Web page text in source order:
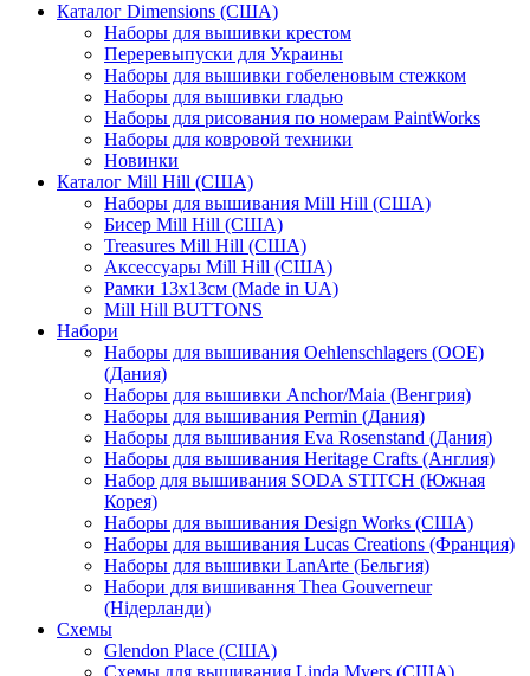
Каталог Dimensions (США)
Наборы для вышивки крестом
Переревыпуски для Украины
Наборы для вышивки гобеленовым стежком
Наборы для вышивки гладью
Наборы для рисования по номерам PaintWorks
Наборы для ковровой техники
Новинки
Каталог Mill Hill (США)
Наборы для вышивания Mill Hill (США)
Бисер Mill Hill (США)
Treasures Mill Hill (США)
Аксессуары Mill Hill (США)
Рамки 13х13см (Made in UA)
Mill Hill BUTTONS
Набори
Наборы для вышивания Oehlenschlagers (OOE)
(Дания)
Наборы для вышивки Anchor/Maia (Венгрия)
Наборы для вышивания Permin (Дания)
Наборы для вышивания Eva Rosenstand (Дания)
Наборы для вышивания Heritage Crafts (Англия)
Набор для вышивания SODA STITCH (Южная
Корея)
Наборы для вышивания Design Works (США)
Наборы для вышивания Lucas Creations (Франция)
Наборы для вышивки LanArte (Бельгия)
Набори для вишивання Thea Gouverneur
(Нідерланди)
Схемы
Glendon Place (США)
Схемы для вышивания Linda Myers (США)